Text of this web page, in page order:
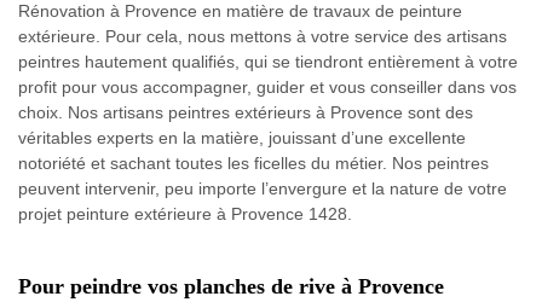
Rénovation à Provence en matière de travaux de peinture
extérieure. Pour cela, nous mettons à votre service des artisans
peintres hautement qualifiés, qui se tiendront entièrement à votre
profit pour vous accompagner, guider et vous conseiller dans vos
choix. Nos artisans peintres extérieurs à Provence sont des
véritables experts en la matière, jouissant d’une excellente
notoriété et sachant toutes les ficelles du métier. Nos peintres
peuvent intervenir, peu importe l’envergure et la nature de votre
projet peinture extérieure à Provence 1428.
Pour peindre vos planches de rive à Provence